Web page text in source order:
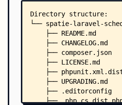
Directory structure:
└── spatie-laravel-
    ├── README.md
    ├── CHANGELOG.md
    ├── composer.json
    ├── LICENSE.md
├──
    ├── UPGRADING.md
    ├── .editorconfig
├──